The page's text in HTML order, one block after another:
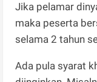
Jika pelamar
maka peserta
selama 2 tahun
Ada pula syarat